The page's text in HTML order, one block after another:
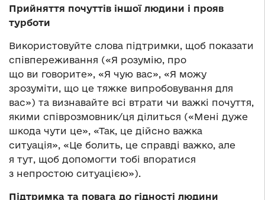
Прийняття почуттів іншої людини і прояв
турботи
Використовуйте слова підтримки, щоб показати
співпереживання («Я розумію, про
що ви говорите», «Я чую вас», «Я можу
зрозуміти, що це тяжке випробовування для
вас») та визнавайте всі втрати чи важкі почуття,
якими співрозмовник/ця ділиться («Мені дуже
шкода чути це», «Так, це дійсно важка
ситуація», «Це болить, це справді важко, але
я тут, щоб допомогти тобі впоратися
з непростою ситуацією»).
Підтримка та повага до гідності людини